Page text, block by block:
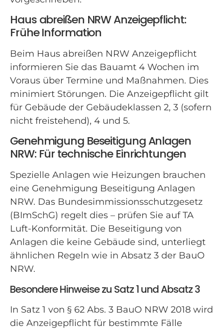
Haus abreißen NRW Anzeigepflicht:
Frühe Information
Beim Haus abreißen NRW Anzeigepflicht
informieren Sie das Bauamt 4 Wochen im
Voraus über Termine und Maßnahmen. Dies
minimiert Störungen. Die Anzeigepflicht gilt
für Gebäude der Gebäudeklassen 2, 3 (sofern
nicht freistehend), 4 und 5.
Genehmigung Beseitigung Anlagen
NRW: Für technische Einrichtungen
Spezielle Anlagen wie Heizungen brauchen
eine Genehmigung Beseitigung Anlagen
NRW. Das Bundesimmissionsschutzgesetz
(BImSchG) regelt dies – prüfen Sie auf TA
Luft-Konformität. Die Beseitigung von
Anlagen die keine Gebäude sind, unterliegt
ähnlichen Regeln wie in Absatz 3 der BauO
NRW.
Besondere Hinweise zu Satz 1 und Absatz 3
In Satz 1 von § 62 Abs. 3 BauO NRW 2018 wird
die Anzeigepflicht für bestimmte Fälle